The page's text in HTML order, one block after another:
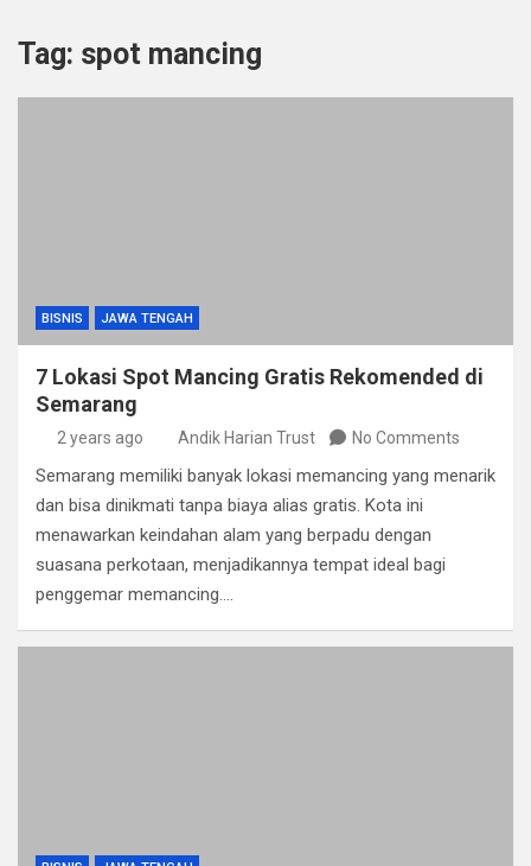
Tag: spot mancing
BISNIS JAWA TENGAH
7 Lokasi Spot Mancing Gratis Rekomended di
Semarang
2 years ago Andik Harian Trust No Comments
Semarang memiliki banyak lokasi memancing yang menarik
dan bisa dinikmati tanpa biaya alias gratis. Kota ini
menawarkan keindahan alam yang berpadu dengan
suasana perkotaan, menjadikannya tempat ideal bagi
penggemar memancing.…